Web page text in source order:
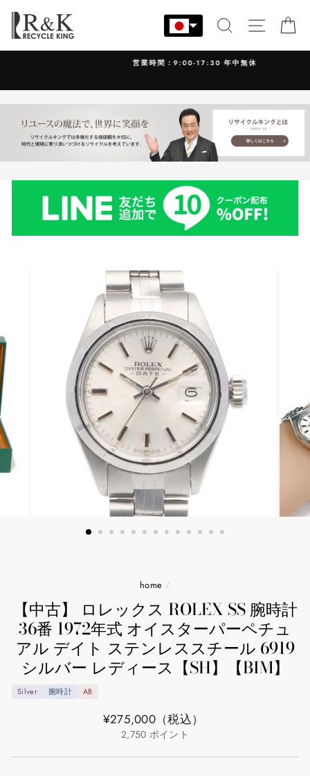
ン
す
検索 サイト
営業時間：9:00-17:30 年中無休
home /
【中古】 ロレックス ROLEX SS 腕時計
36番 1972年式 オイスターパーペチュ
アル デイト ステンレススチール 6919
シルバー レディース【SH】【BIM】
Silver 腕時計 AB
通
¥275,000 （税込）
2,750 ポイント